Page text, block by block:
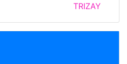
TRIZAY